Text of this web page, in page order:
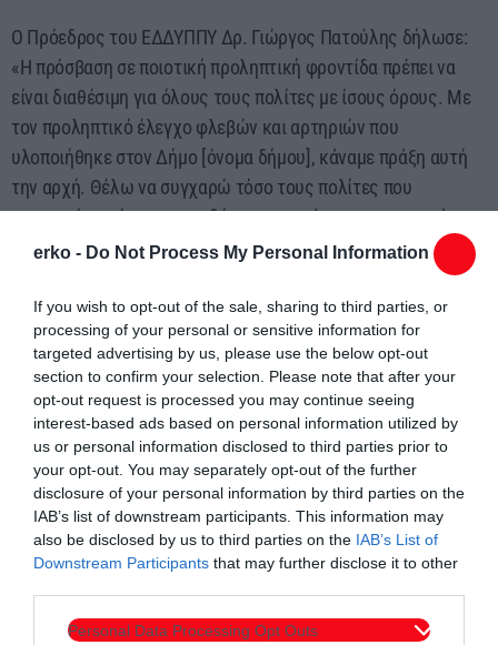
erko - Do Not Process My Personal Information
If you wish to opt-out of the sale, sharing to third parties, or
processing of your personal or sensitive information for
targeted advertising by us, please use the below opt-out
section to confirm your selection. Please note that after your
opt-out request is processed you may continue seeing
interest-based ads based on personal information utilized by
us or personal information disclosed to third parties prior to
your opt-out. You may separately opt-out of the further
disclosure of your personal information by third parties on the
IAB’s list of downstream participants. This information may
also be disclosed by us to third parties on the IAB’s List of
Downstream Participants that may further disclose it to other
Personal Data Processing Opt Outs
Ο Πρόεδρος του ΕΔΔΥΠΠΥ Δρ. Γιώργος Πατούλης δήλωσε:
«Η πρόσβαση σε ποιοτική προληπτική φροντίδα πρέπει να
είναι διαθέσιμη για όλους τους πολίτες με ίσους όρους. Με
τον προληπτικό έλεγχο φλεβών και αρτηριών που
υλοποιήθηκε στον Δήμο [όνομα δήμου], κάναμε πράξη αυτή
την αρχή. Θέλω να συγχαρώ τόσο τους πολίτες που
συμμετείχαν, όσο και τον δήμο για την άριστη συνεργασία.
Τέτοιες οργανωμένες δράσεις αποδεικνύουν στην πράξη
διαδραματίζει καθοριστικό ρόλο στη διατήρηση και ενίσχυση
της υγείας του πληθυσμού».
Συντάχθηκε από:ERKO
email